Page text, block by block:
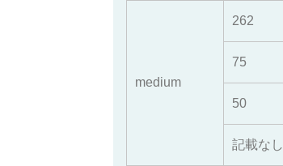
medium
262
75
50
記載なし